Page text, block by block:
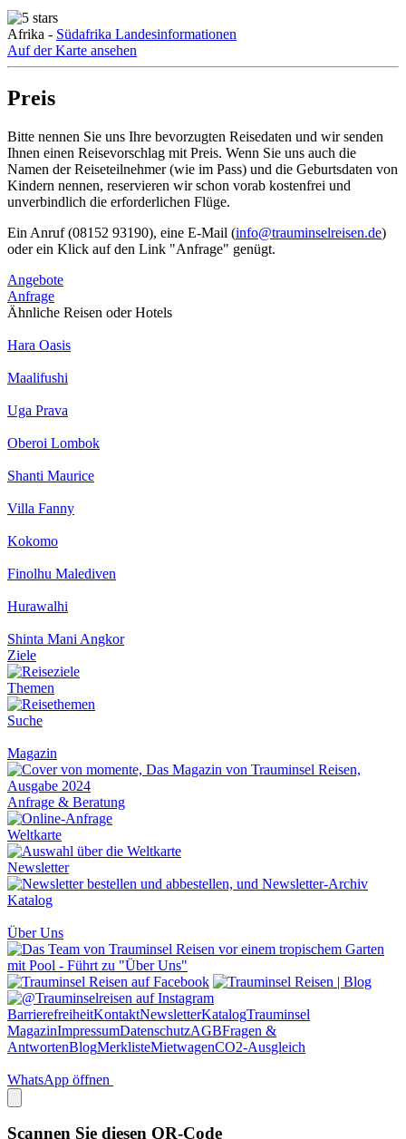
Afrika - Südafrika Landesinformationen
Auf der Karte ansehen
Preis
Bitte nennen Sie uns Ihre bevorzugten Reisedaten und wir senden
Ihnen einen Reisevorschlag mit Preis. Wenn Sie uns auch die
Namen der Reiseteilnehmer (wie im Pass) und die Geburtsdaten von
Kindern nennen, reservieren wir schon vorab kostenfrei und
unverbindlich die erforderlichen Flüge.
Ein Anruf (08152 93190), eine E-Mail (info@trauminselreisen.de)
oder ein Klick auf den Link "Anfrage" genügt.
Angebote
Anfrage
Ähnliche Reisen oder Hotels
Hara Oasis
Maalifushi
Uga Prava
Oberoi Lombok
Shanti Maurice
Villa Fanny
Kokomo
Finolhu Malediven
Hurawalhi
Shinta Mani Angkor
Ziele
Themen
Suche
Magazin
Anfrage & Beratung
Weltkarte
Newsletter
Katalog
Über Uns
BarrierefreiheitKontaktNewsletterKatalogTrauminsel
MagazinImpressumDatenschutzAGBFragen &
AntwortenBlogMerklisteMietwagenCO2-Ausgleich
WhatsApp öffnen
Scannen Sie diesen QR-Code